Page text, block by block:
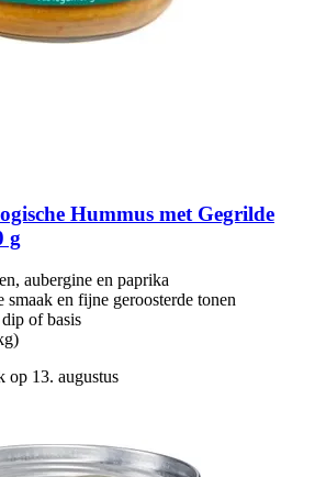
Hummus met Gegrilde
g
aubergine en paprika
smaak en fijne geroosterde tonen
of basis
op 13. augustus